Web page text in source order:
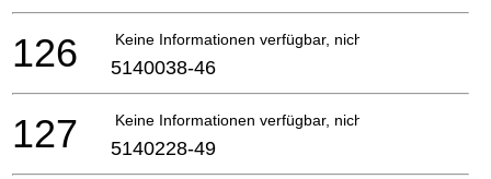
Keine Informationen verfügbar, nicht bestellbar
126 5140038-46
Keine Informationen verfügbar, nicht bestellbar
127 5140228-49